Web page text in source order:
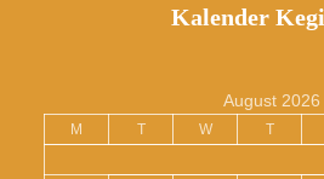
Kalender
August 2026
M T W T